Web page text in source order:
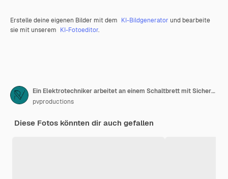
Erstelle deine eigenen Bilder mit dem KI-Bildgenerator und bearbeite
sie mit unserem KI-Fotoeditor.
Ein Elektrotechniker arbeitet an einem Schaltbrett mit Sicherungen
pvproductions
Diese Fotos könnten dir auch gefallen